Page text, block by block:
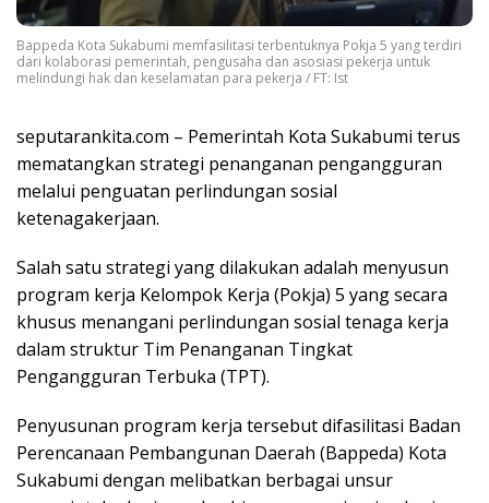
Bappeda Kota Sukabumi memfasilitasi terbentuknya Pokja 5 yang terdiri
dari kolaborasi pemerintah, pengusaha dan asosiasi pekerja untuk
melindungi hak dan keselamatan para pekerja / FT: Ist
seputarankita.com – Pemerintah Kota Sukabumi terus
mematangkan strategi penanganan pengangguran
melalui penguatan perlindungan sosial
ketenagakerjaan.
Salah satu strategi yang dilakukan adalah menyusun
program kerja Kelompok Kerja (Pokja) 5 yang secara
khusus menangani perlindungan sosial tenaga kerja
dalam struktur Tim Penanganan Tingkat
Pengangguran Terbuka (TPT).
Penyusunan program kerja tersebut difasilitasi Badan
Perencanaan Pembangunan Daerah (Bappeda) Kota
Sukabumi dengan melibatkan berbagai unsur